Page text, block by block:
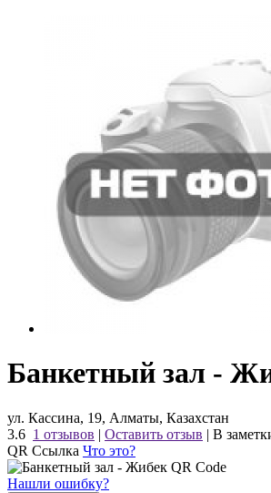
Банкетный зал -
ул. Кассина, 19, Алматы, Казахстан
3.6 1 отзывов | Оставить отзыв | В
QR Ссылка Что это?
Нашли ошибку?